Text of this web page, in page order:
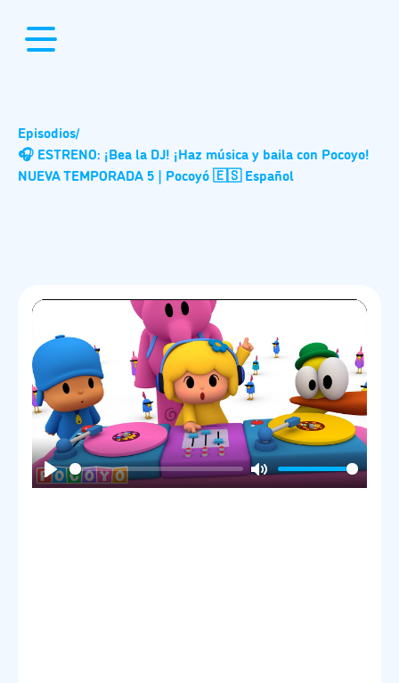
Episodios/
🎧 ESTRENO: ¡Bea la DJ! ¡Haz música y baila con Pocoyo!
NUEVA TEMPORADA 5 | Pocoyó 🇪🇸 Español
Play Mute